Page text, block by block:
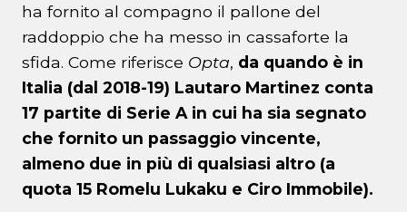
ha fornito al compagno il pallone del
raddoppio che ha messo in cassaforte la
sfida. Come riferisce Opta, da quando è in
Italia (dal 2018-19) Lautaro Martinez conta
17 partite di Serie A in cui ha sia segnato
che fornito un passaggio vincente,
almeno due in più di qualsiasi altro (a
quota 15 Romelu Lukaku e Ciro Immobile).